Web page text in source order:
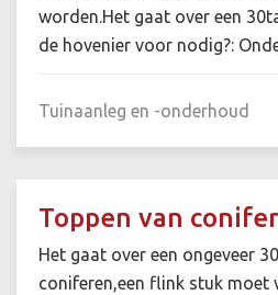
worden.Het gaat over een
de hovenier voor nodig?:
Tuinaanleg en -onderhoud
Toppen van
Het gaat over een ongeveer
coniferen,een flink stuk moet